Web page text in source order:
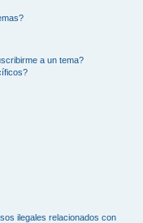
a un tema?
ilegales relacionados con